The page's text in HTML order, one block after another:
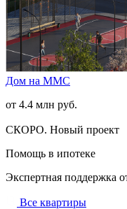
Дом на ММС
от 4.4 млн руб.
СКОРО. Новый проект
Помощь в ипотеке
Экспертная поддержка
Все квартиры